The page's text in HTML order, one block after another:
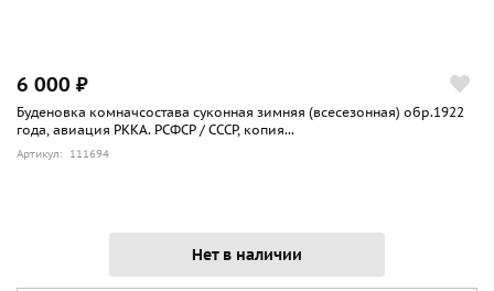
6 000 ₽
Буденовка комначсостава суконная зимняя (всесезонная) обр.1922
года, авиация РККА. РСФСР / СССР, копия...
Артикул: 111694
Нет в наличии